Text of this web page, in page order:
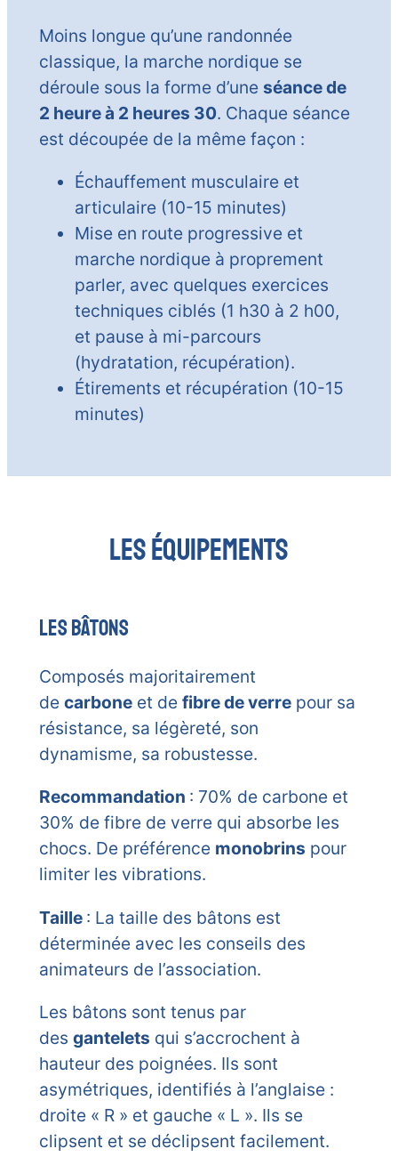
Moins longue qu’une randonnée
classique, la marche nordique se
déroule sous la forme d’une séance de
2 heure à 2 heures 30. Chaque séance
est découpée de la même façon :
Échauffement musculaire et
articulaire (10-15 minutes)
Mise en route progressive et
marche nordique à proprement
parler, avec quelques exercices
techniques ciblés (1 h30 à 2 h00,
et pause à mi-parcours
(hydratation, récupération).
Étirements et récupération (10-15
minutes)
Les éQUIPEMENTs
Les bâtons
Composés majoritairement
de carboneet de fibre de verrepour sa
résistance, sa légèreté, son
dynamisme, sa robustesse.
Recommandation : 70% de carbone et
30% de fibre de verre qui absorbe les
chocs. De préférence monobrins pour
limiter les vibrations.
Taille : La taille des bâtons est
déterminée avec les conseils des
animateurs de l’association.
Les bâtons sont tenus par
des gantelets qui s’accrochent à
hauteur des poignées. Ils sont
asymétriques, identifiés à l’anglaise :
droite « R » et gauche « L ». Ils se
clipsent et se déclipsent facilement.